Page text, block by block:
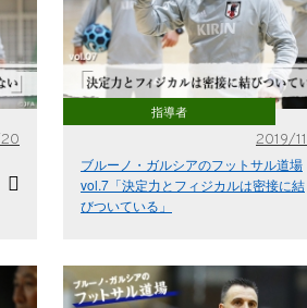
指導者
2019/
ブルーノ・ガルシアのフットサル道場
vol.7「決定力とフィジカルは密接に結
びついている」